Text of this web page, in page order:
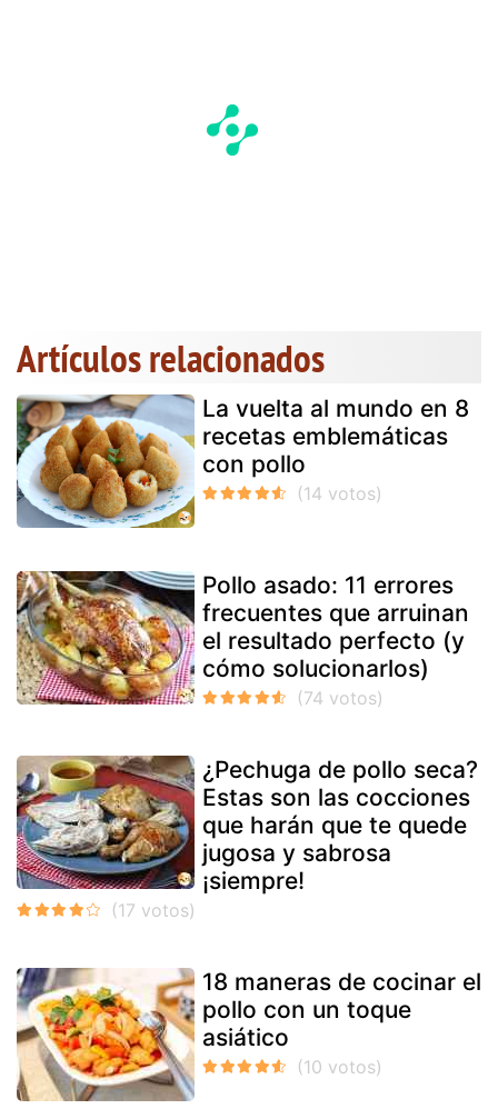
Artículos relacionados
La vuelta al mundo en 8
recetas emblemáticas
con pollo
Pollo asado: 11 errores
frecuentes que arruinan
el resultado perfecto (y
cómo solucionarlos)
¿Pechuga de pollo seca?
Estas son las cocciones
que harán que te quede
jugosa y sabrosa
¡siempre!
18 maneras de cocinar el
pollo con un toque
asiático